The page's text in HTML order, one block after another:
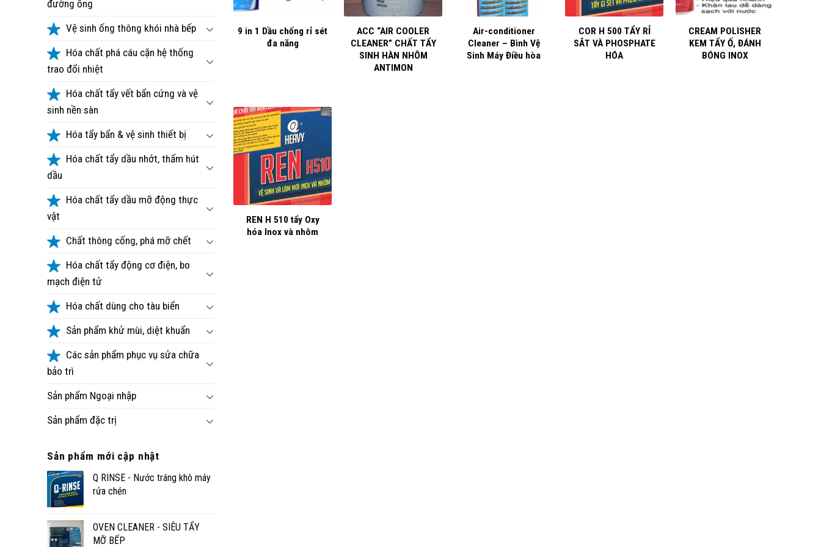
đường ống
Vệ sinh ống thông khói nhà bếp
Hóa chất phá cáu cặn hệ thống
trao đổi nhiệt
Hóa chất tẩy vết bẩn cứng và vệ
sinh nền sàn
Hóa tẩy bẩn & vệ sinh thiết bị
Hóa chất tẩy dầu nhớt, thấm hút
dầu
Hóa chất tẩy dầu mỡ động thực
vật
Chất thông cống, phá mỡ chết
Hóa chất tẩy động cơ điện, bo
mạch điện tử
Hóa chất dùng cho tàu biển
Sản phẩm khử mùi, diệt khuẩn
Các sản phẩm phục vụ sửa chữa
bảo trì
Sản phẩm Ngoại nhập
Sản phẩm đặc trị
Sản phẩm mới cập nhật
Q RINSE - Nước tráng khô máy
rửa chén
OVEN CLEANER - SIÊU TẨY
MỠ BẾP
+
9 in 1 Dầu chống rỉ sét
đa năng
+
ACC “AIR COOLER
CLEANER” CHẤT TẨY
SINH HÀN NHÔM
ANTIMON
Air-conditioner
Cleaner – Bình Vệ
Sinh Máy Điều hòa
COR H 500 TẨY RỈ
SẮT VÀ PHOSPHATE
HÓA
CREAM POLISHER
KEM TẨY Ố, ĐÁNH
BÓNG INOX
REN H 510 tẩy Oxy
hóa Inox và nhôm